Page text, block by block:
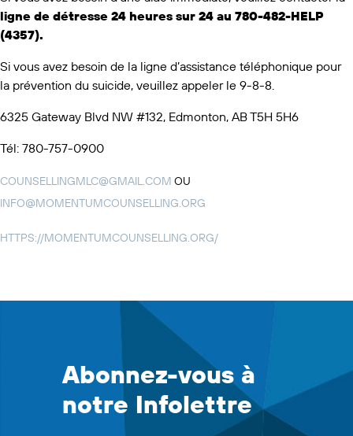
ligne de détresse 24 heures sur 24 au 780-482-HELP
(4357).
Si vous avez besoin de la ligne d’assistance téléphonique pour
la prévention du suicide, veuillez appeler le 9-8-8.
6325 Gateway Blvd NW #132, Edmonton, AB T5H 5H6
Tél: 780-757-0900
COUNSELLINGMLC@GMAIL.COM OU
INFO@MOMENTUMCOUNSELLING.ORG
HTTPS://MOMENTUMCOUNSELLING.ORG/
Abonnez-vous à
notre Infolettre